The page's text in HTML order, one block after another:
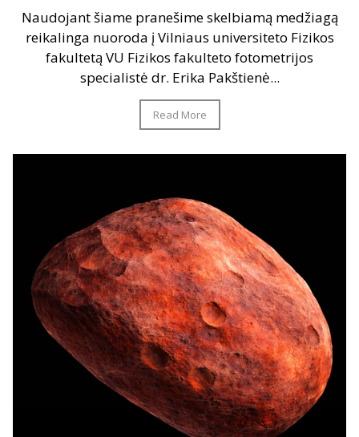
Naudojant šiame pranešime skelbiamą medžiagą
reikalinga nuoroda į Vilniaus universiteto Fizikos
fakultetą VU Fizikos fakulteto fotometrijos
specialistė dr. Erika Pakštienė...
Read More